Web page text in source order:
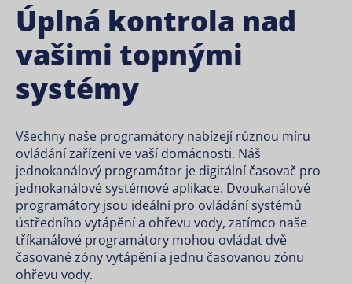
Úplná kontrola nad
vašimi topnými
systémy
Všechny naše programátory nabízejí různou míru
ovládání zařízení ve vaší domácnosti. Náš
jednokanálový programátor je digitální časovač pro
jednokanálové systémové aplikace. Dvoukanálové
programátory jsou ideální pro ovládání systémů
ústředního vytápění a ohřevu vody, zatímco naše
tříkanálové programátory mohou ovládat dvě
časované zóny vytápění a jednu časovanou zónu
ohřevu vody.